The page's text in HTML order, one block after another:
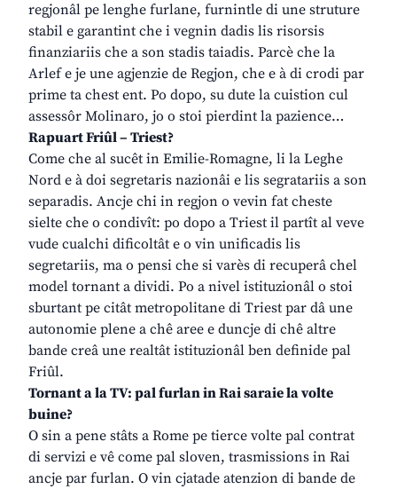
regjonâl pe lenghe furlane, furnintle di une struture
stabil e garantint che i vegnin dadis lis risorsis
finanziariis che a son stadis taiadis. Parcè che la
Arlef e je une agjenzie de Regjon, che e à di crodi par
prime ta chest ent. Po dopo, su dute la cuistion cul
assessôr Molinaro, jo o stoi pierdint la pazience…
Rapuart Friûl – Triest?
Come che al sucêt in Emilie-Romagne, li la Leghe
Nord e à doi segretaris nazionâi e lis segratariis a son
separadis. Ancje chi in regjon o vevin fat cheste
sielte che o condivît: po dopo a Triest il partît al veve
vude cualchi dificoltât e o vin unificadis lis
segretariis, ma o pensi che si varès di recuperâ chel
model tornant a dividi. Po a nivel istituzionâl o stoi
sburtant pe citât metropolitane di Triest par dâ une
autonomie plene a chê aree e duncje di chê altre
bande creâ une realtât istituzionâl ben definide pal
Friûl.
Tornant a la TV: pal furlan in Rai saraie la volte
buine?
O sin a pene stâts a Rome pe tierce volte pal contrat
di servizi e vê come pal sloven, trasmissions in Rai
ancje par furlan. O vin cjatade atenzion di bande de